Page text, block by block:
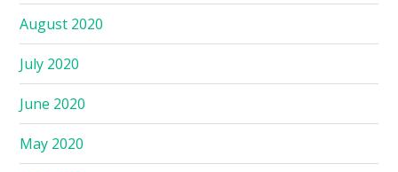
August 2020
July 2020
June 2020
May 2020